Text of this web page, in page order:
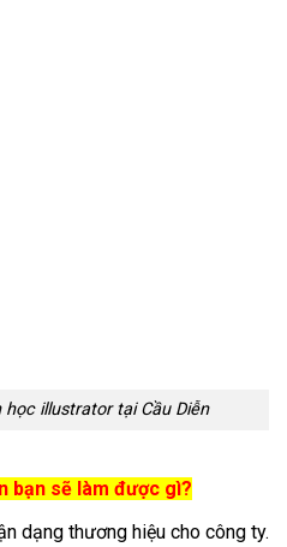
Illustrator tại Cầu Diễn